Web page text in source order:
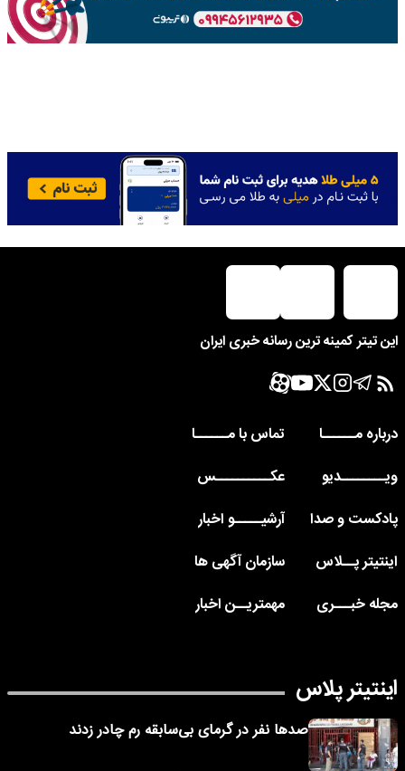
این تیتر کمینه ترین رسانه خبری ایران
درباره مــــــا
تماس با مــــــا
ویــــــــدیو
عکــــــــــس
پادکست و صدا
آرشیـــــو اخبار
اینتیتر پــلاس
سازمان آگهی ها
مجله خبـــری
مهمتریــن اخبار
اینتیتر پلاس
صدها نفر در گرمای بی‌سابقه رم چادر زدند